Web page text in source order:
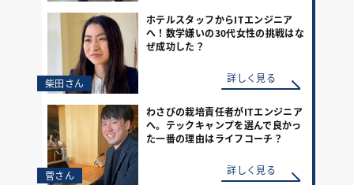
柴田さん
ホテルスタッフからITエンジニア
へ！数学嫌いの30代女性の挑戦はな
ぜ成功した？
詳しく見る
菅さん
わさびの栽培責任者がITエンジニア
へ。テックキャンプを選んで良かっ
た一番の理由はライフコーチ？
詳しく見る